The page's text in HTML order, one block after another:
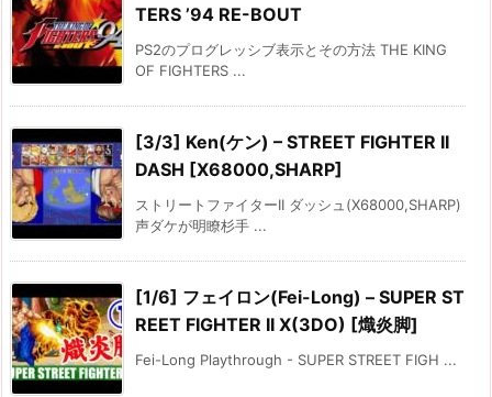
TERS ’94 RE-BOUT
PS2のプログレッシブ表示とその方法 THE KING
OF FIGHTERS ...
[3/3] Ken(ケン) – STREET FIGHTER II
DASH [X68000,SHARP]
ストリートファイターII ダッシュ(X68000,SHARP)
声ダケが明瞭杉手 ...
[1/6] フェイロン(Fei-Long) – SUPER ST
REET FIGHTER II X(3DO) [熾炎脚]
Fei-Long Playthrough - SUPER STREET FIGH ...